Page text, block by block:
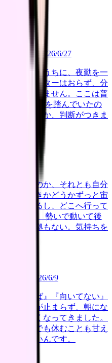
growth2026/6/27
経たないうちに、夜勤を一
プリセプターはおらず、分
よっていません。ここは普
もっと段階を踏んでいたの
が甘いのか、判断がつきま
…
せいなのか、それとも自分
職すべきかどうかずっと宙
気もするし、どこへ行って
ません。 勢いで動いて後
まる根拠もない。気持ちを
…
2026/6/9
辞めれば』『向いてない』
くと涙が止まらず、朝にな
通らなくなってきました。
ます。でも休むことも甘え
からないんです。